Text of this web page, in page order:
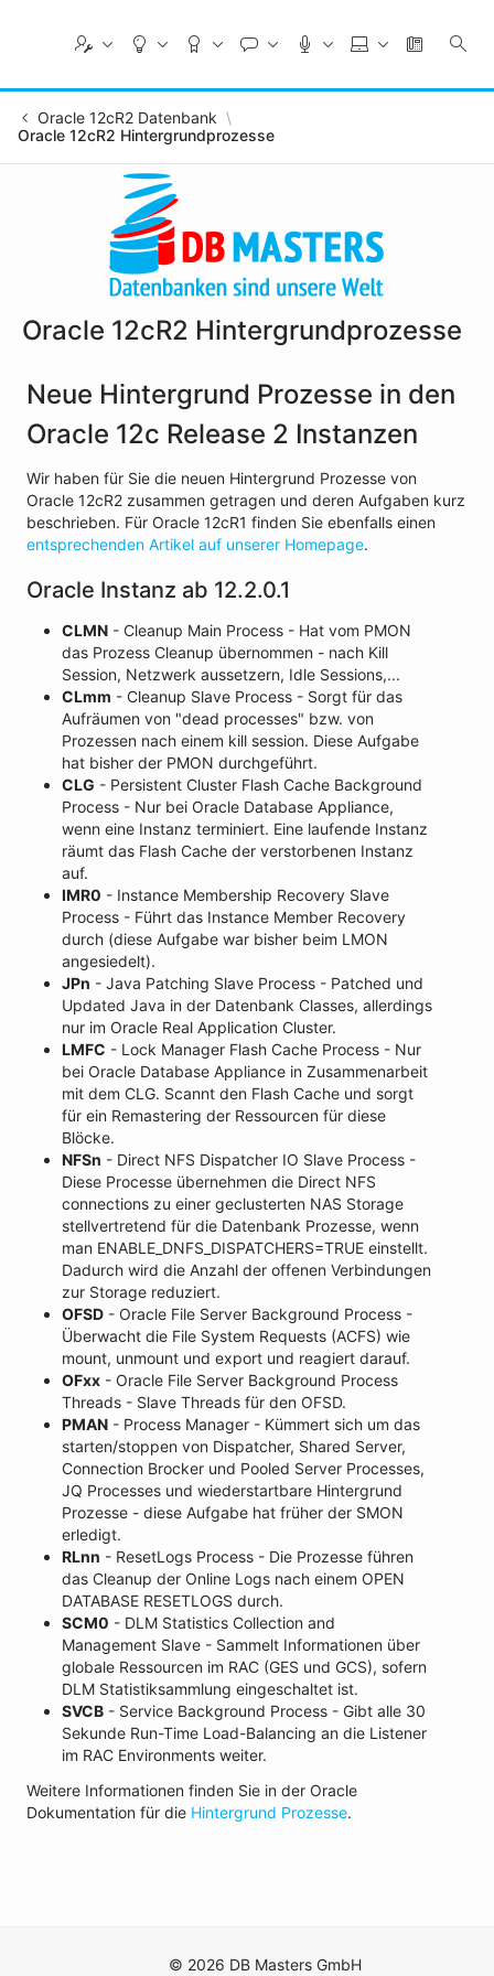
Oracle 12cR2 Datenbank
Oracle 12cR2 Hintergrundprozesse
Oracle 12cR2 Hintergrundprozesse
Neue Hintergrund Prozesse in den
Oracle 12c Release 2 Instanzen
Wir haben für Sie die neuen Hintergrund Prozesse von
Oracle 12cR2 zusammen getragen und deren Aufgaben kurz
beschrieben. Für Oracle 12cR1 finden Sie ebenfalls einen
entsprechenden Artikel auf unserer Homepage.
Oracle Instanz ab 12.2.0.1
CLMN - Cleanup Main Process - Hat vom PMON
das Prozess Cleanup übernommen - nach Kill
Session, Netzwerk aussetzern, Idle Sessions,...
CLmm - Cleanup Slave Process - Sorgt für das
Aufräumen von "dead processes" bzw. von
Prozessen nach einem kill session. Diese Aufgabe
hat bisher der PMON durchgeführt.
CLG - Persistent Cluster Flash Cache Background
Process - Nur bei Oracle Database Appliance,
wenn eine Instanz terminiert. Eine laufende Instanz
räumt das Flash Cache der verstorbenen Instanz
auf.
IMR0 - Instance Membership Recovery Slave
Process - Führt das Instance Member Recovery
durch (diese Aufgabe war bisher beim LMON
angesiedelt).
JPn - Java Patching Slave Process - Patched und
Updated Java in der Datenbank Classes, allerdings
nur im Oracle Real Application Cluster.
LMFC - Lock Manager Flash Cache Process - Nur
bei Oracle Database Appliance in Zusammenarbeit
mit dem CLG. Scannt den Flash Cache und sorgt
für ein Remastering der Ressourcen für diese
Blöcke.
NFSn - Direct NFS Dispatcher IO Slave Process -
Diese Processe übernehmen die Direct NFS
connections zu einer geclusterten NAS Storage
stellvertretend für die Datenbank Prozesse, wenn
man ENABLE_DNFS_DISPATCHERS=TRUE einstellt.
Dadurch wird die Anzahl der offenen Verbindungen
zur Storage reduziert.
OFSD - Oracle File Server Background Process -
Überwacht die File System Requests (ACFS) wie
mount, unmount und export und reagiert darauf.
OFxx - Oracle File Server Background Process
Threads - Slave Threads für den OFSD.
PMAN - Process Manager - Kümmert sich um das
starten/stoppen von Dispatcher, Shared Server,
Connection Brocker und Pooled Server Processes,
JQ Processes und wiederstartbare Hintergrund
Prozesse - diese Aufgabe hat früher der SMON
erledigt.
RLnn - ResetLogs Process - Die Prozesse führen
das Cleanup der Online Logs nach einem OPEN
DATABASE RESETLOGS durch.
SCM0 - DLM Statistics Collection and
Management Slave - Sammelt Informationen über
globale Ressourcen im RAC (GES und GCS), sofern
DLM Statistiksammlung eingeschaltet ist.
SVCB - Service Background Process - Gibt alle 30
Sekunde Run-Time Load-Balancing an die Listener
im RAC Environments weiter.
Weitere Informationen finden Sie in der Oracle
Dokumentation für die Hintergrund Prozesse.
© 2026 DB Masters GmbH